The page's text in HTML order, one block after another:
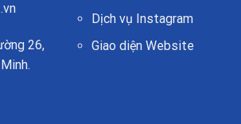
26,
Dịch vụ Instagram
Giao diện Website